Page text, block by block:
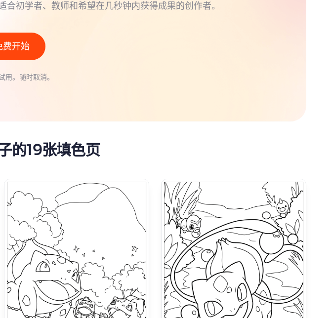
初学者、教师和希望在几秒钟内获得成果的创作者。
费开始
用。随时取消。
的19张填色页